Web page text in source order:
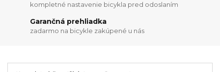
kompletné nastavenie bicykla pred odoslaním
Garančná prehliadka
zadarmo na bicykle zakúpené u nás